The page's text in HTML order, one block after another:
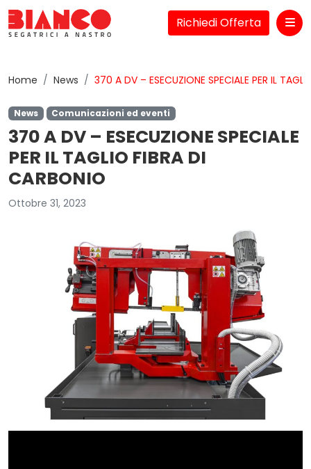
Richiedi Offerta
Home News 370 A DV – ESECUZIONE SPECIALE PER IL
News Comunicazioni ed eventi
370 A DV – ESECUZIONE SPECIALE
PER IL TAGLIO FIBRA DI
CARBONIO
Ottobre 31, 2023